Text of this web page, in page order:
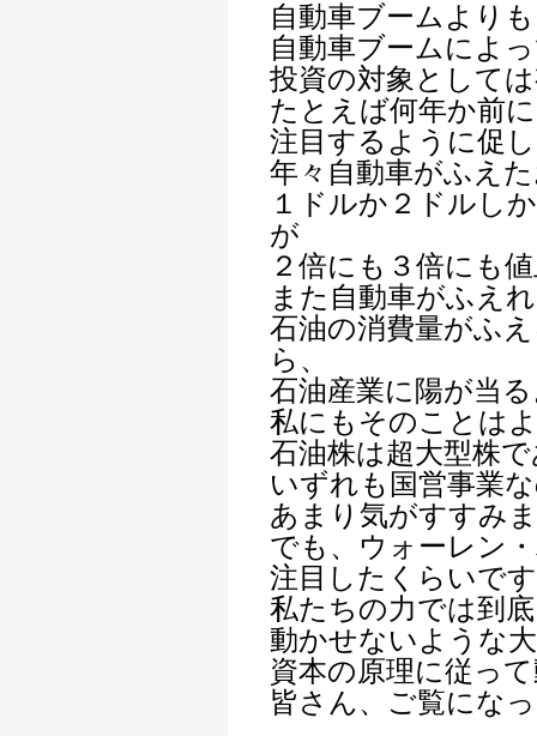
自動車ブームより
自動車ブームによ
投資の対象として
たとえば何年か前
注目するように促
年々自動車がふえ
１ドルか２ドルし
が
２倍にも３倍にも
また自動車がふえ
石油の消費量がふ
ら、
石油産業に陽が当
私にもそのことは
石油株は超大型株
いずれも国営事業
あまり気がすすみ
でも、ウォーレン
注目したくらいで
私たちの力では到
動かせないような
資本の原理に従っ
皆さん、ご覧にな